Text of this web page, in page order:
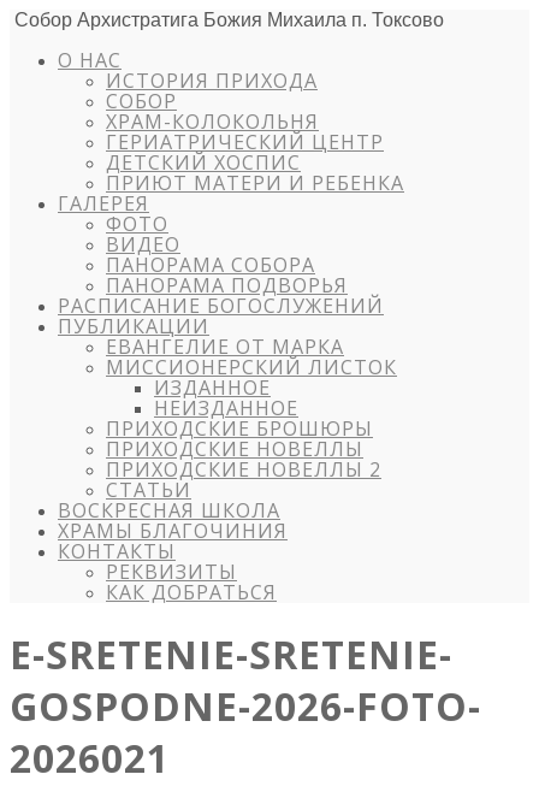
Собор Архистратига Божия Михаила п. Токсово
О НАС
ИСТОРИЯ ПРИХОДА
СОБОР
ХРАМ-КОЛОКОЛЬНЯ
ГЕРИАТРИЧЕСКИЙ ЦЕНТР
ДЕТСКИЙ ХОСПИС
ПРИЮТ МАТЕРИ И РЕБЕНКА
ГАЛЕРЕЯ
ФОТО
ВИДЕО
ПАНОРАМА СОБОРА
ПАНОРАМА ПОДВОРЬЯ
РАСПИСАНИЕ БОГОСЛУЖЕНИЙ
ПУБЛИКАЦИИ
ЕВАНГЕЛИЕ ОТ МАРКА
МИССИОНЕРСКИЙ ЛИСТОК
ИЗДАННОЕ
НЕИЗДАННОЕ
ПРИХОДСКИЕ БРОШЮРЫ
ПРИХОДСКИЕ НОВЕЛЛЫ
ПРИХОДСКИЕ НОВЕЛЛЫ 2
СТАТЬИ
ВОСКРЕСНАЯ ШКОЛА
ХРАМЫ БЛАГОЧИНИЯ
КОНТАКТЫ
РЕКВИЗИТЫ
КАК ДОБРАТЬСЯ
E-SRETENIE-SRETENIE-
GOSPODNE-2026-FOTO-
2026021